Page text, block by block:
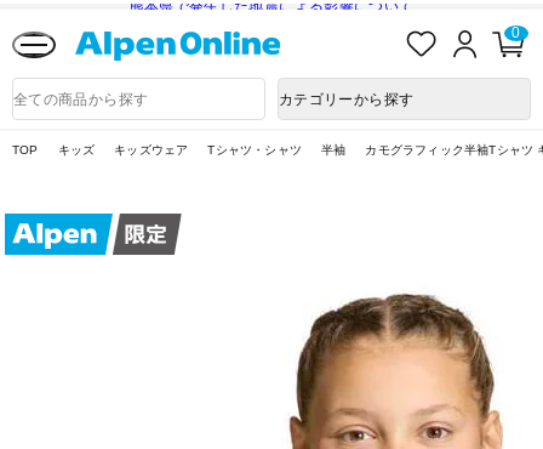
熊本県で発生した地震による影響について
入
ロ
ン
0
品
検
カテゴリーから探す
TOP キッズ キッズウェア Tシャツ・シャツ 半袖 カモグラフィック半袖Tシャツ